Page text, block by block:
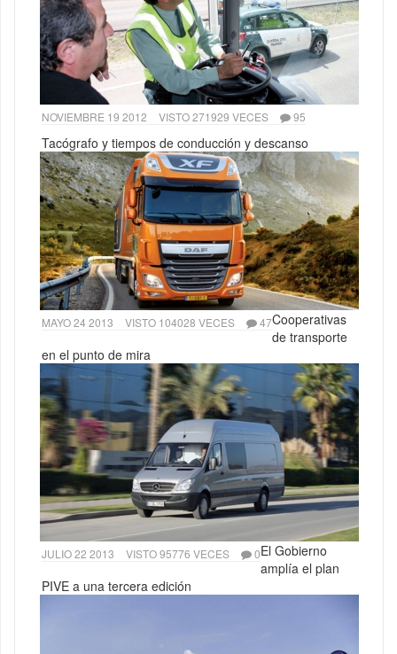
NOVIEMBRE 19 2012 VISTO 271929 VECES 95
Tacógrafo y tiempos de conducción y descanso
MAYO 24 2013 VISTO 104028 VECES 47Cooperativas
de transporte
en el punto de mira
JULIO 22 2013 VISTO 95776 VECES 0El Gobierno
amplía el plan
PIVE a una tercera edición